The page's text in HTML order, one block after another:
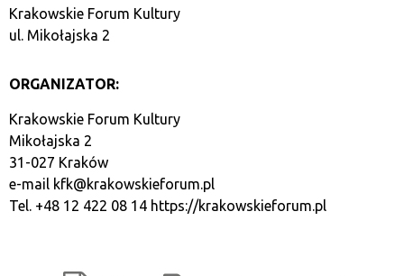
Krakowskie Forum Kultury
ul. Mikołajska 2
ORGANIZATOR:
Krakowskie Forum Kultury
Mikołajska 2
31-027 Kraków
e-mail kfk@krakowskieforum.pl
Tel. +48 12 422 08 14 https://krakowskieforum.pl